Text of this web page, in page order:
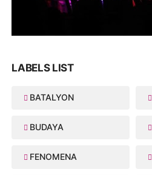
LABELS LIST
BATALYON
BUDAYA
FENOMENA